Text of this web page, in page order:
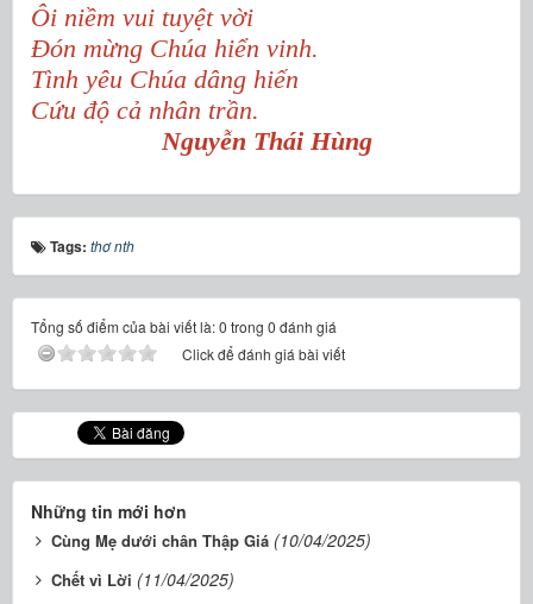
Ôi niềm vui tuyệt vời
Đón mừng Chúa hiển vinh.
Tình yêu Chúa dâng hiến
Cứu độ cả nhân trần.
Nguyễn Thái Hùng
Tags: thơ nth
Tổng số điểm của bài viết là: 0 trong 0 đánh giá
Click để đánh giá bài viết
Những tin mới hơn
Cùng Mẹ dưới chân Thập Giá (10/04/2025)
Chết vì Lời (11/04/2025)